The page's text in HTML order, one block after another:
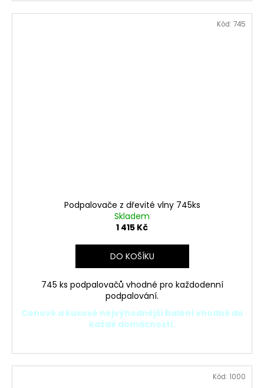
Podpalovače z dřevité vlny 745ks
Skladem
1 415 Kč
DO KOŠÍKU
745 ks podpalovačů vhodné pro každodenní
podpalování.
Cenově a kusově nejvýhodnější balení vhodné do
každé domácnosti.
Kód: 745
Kód: 1000